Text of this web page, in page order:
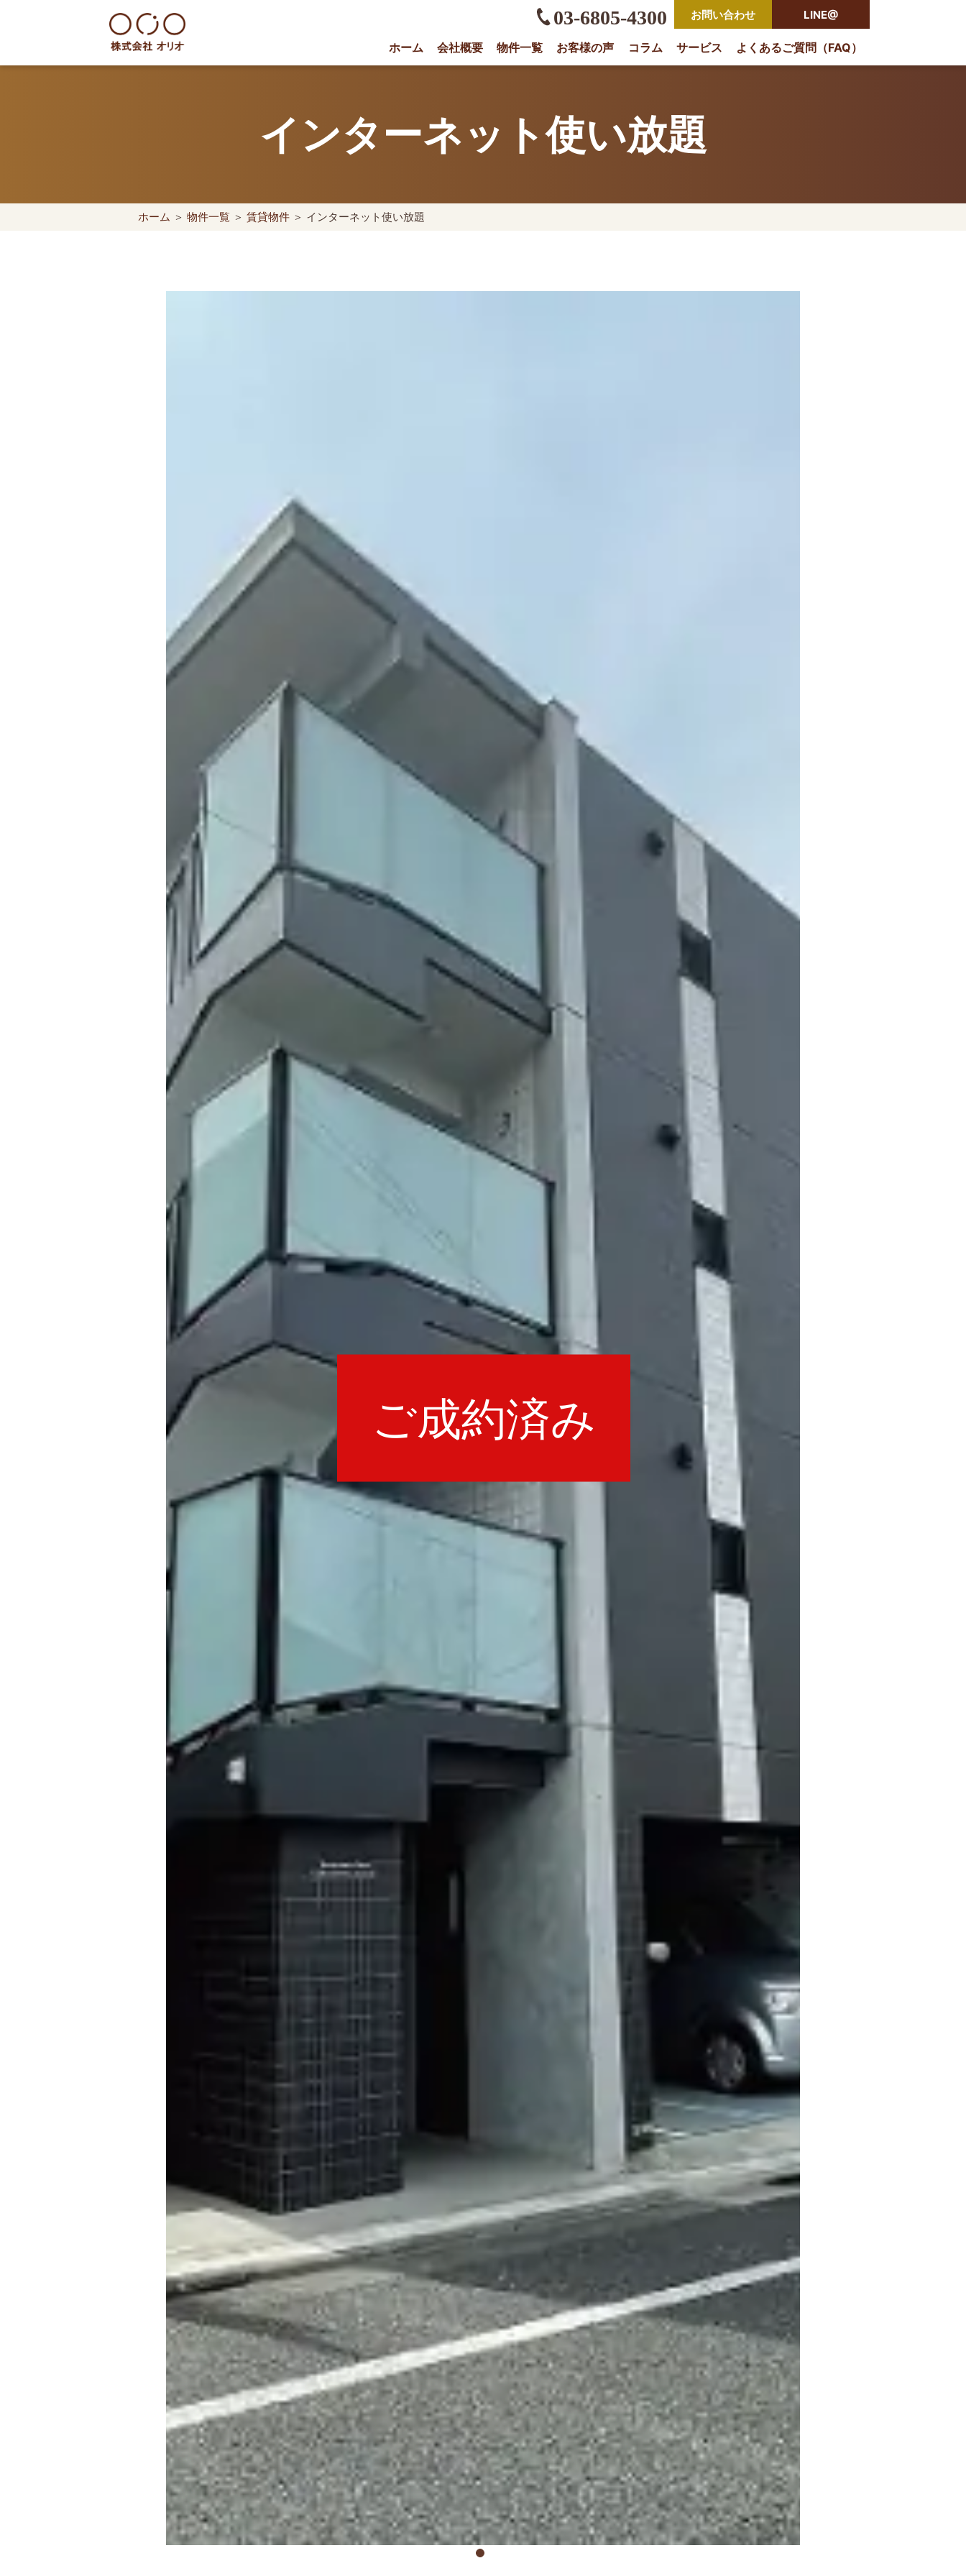
世田谷区の相続・空き家・借地権に強い不動産会社｜売却・買取は株式会社Orio
03-6805-4300 お問い合わせ LINE@
ホーム 会社概要 物件一覧 お客様の声 コラム サービス よくあるご質問（FAQ）
インターネット使い放題
ホーム ＞ 物件一覧 ＞ 賃貸物件 ＞ インターネット使い放題
ご成約済み